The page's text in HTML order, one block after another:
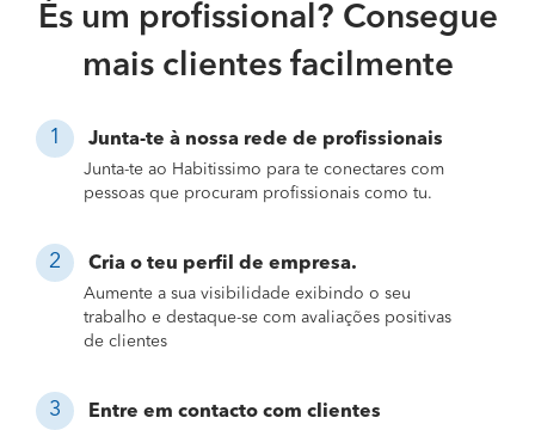
És um profissional? Consegue
mais clientes facilmente
Junta-te à nossa rede de profissionais
Junta-te ao Habitissimo para te conectares com
pessoas que procuram profissionais como tu.
Cria o teu perfil de empresa.
Aumente a sua visibilidade exibindo o seu
trabalho e destaque-se com avaliações positivas
de clientes
Entre em contacto com clientes